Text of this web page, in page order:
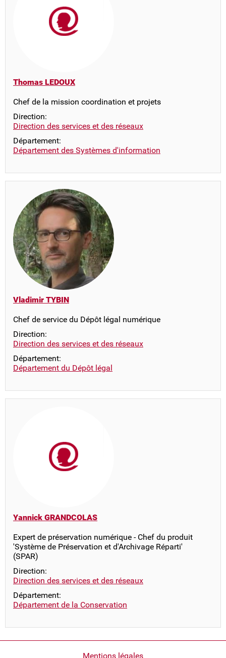
Thomas LEDOUX
Chef de la mission coordination et projets
Direction:
Direction des services et des réseaux
Département:
Département des Systèmes d'information
Vladimir TYBIN
Chef de service du Dépôt légal numérique
Direction:
Direction des services et des réseaux
Département:
Département du Dépôt légal
Yannick GRANDCOLAS
Expert de préservation numérique - Chef du produit
'Système de Préservation et d'Archivage Réparti'
(SPAR)
Direction:
Direction des services et des réseaux
Département:
Département de la Conservation
Mentions légales